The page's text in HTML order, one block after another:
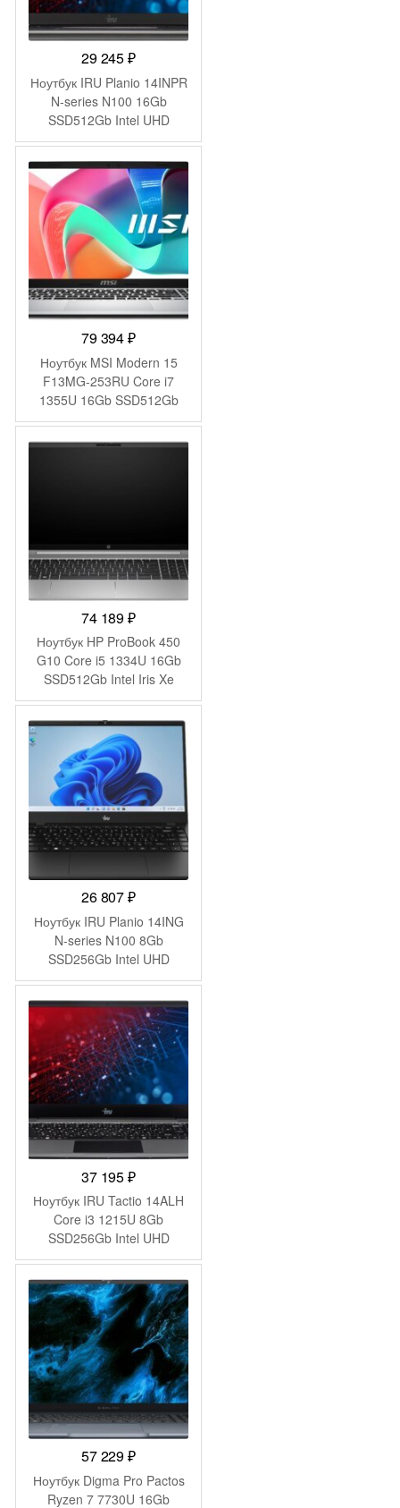
29 245₽
Ноутбук IRU Planio 14INPR
N-series N100 16Gb
SSD512Gb Intel UHD
Graphics 14″ IPS FHD
(1920×1080) FreeDOS grey
WiFi BT Cam 5000mAh
(2078487)
79 394₽
Ноутбук MSI Modern 15
F13MG-253RU Core i7
1355U 16Gb SSD512Gb
Intel Iris Xe graphics 15.6″
IPS FHD (1920×1080)
74 189₽
Ноутбук HP ProBook 450
G10 Core i5 1334U 16Gb
SSD512Gb Intel Iris Xe
graphics 15.6″ IPS FHD
(1920×1080) Windows 11
Pro 64 silver WiFi BT Cam
(9C4H1UT)
26 807₽
Ноутбук IRU Planio 14ING
N-series N100 8Gb
SSD256Gb Intel UHD
Graphics 14″ IPS FHD
(1920×1080) Windows 11
Pro Multi Language 64
black WiFi BT Cam
6000mAh (2059098)
37 195₽
Ноутбук IRU Tactio 14ALH
Core i3 1215U 8Gb
SSD256Gb Intel UHD
Graphics 14″ IPS FHD
(1920×1080) FreeDOS grey
WiFi BT Cam 4000mAh
(2058897)
57 229₽
Ноутбук Digma Pro Pactos
Ryzen 7 7730U 16Gb